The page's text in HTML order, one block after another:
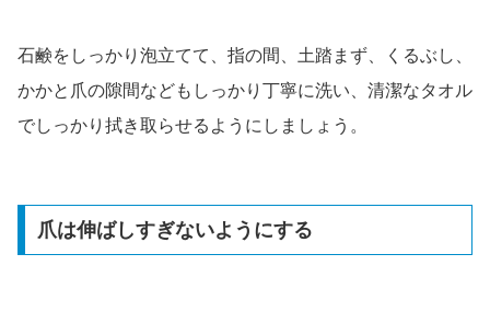
石鹸をしっかり泡立てて、指の間、土踏まず、くるぶし、
かかと爪の隙間などもしっかり丁寧に洗い、清潔なタオル
でしっかり拭き取らせるようにしましょう。
爪は伸ばしすぎないようにする